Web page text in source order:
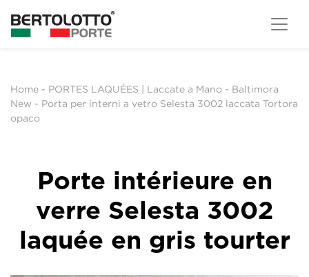
Home - PORTES LAQUÉES | Laccate a Mano - Baltimora
New - Porta per interni a vetro Selesta 3002 laccata Tortora
opaco
Porte intérieure en
verre Selesta 3002
laquée en gris tourter